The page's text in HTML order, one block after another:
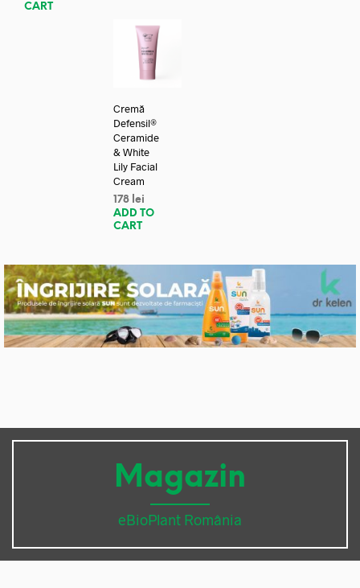
CART
Cremă
Defensil®
Ceramide
& White
Lily Facial
Cream
178 lei
ADD TO
CART
Magazin
eBioPlant România